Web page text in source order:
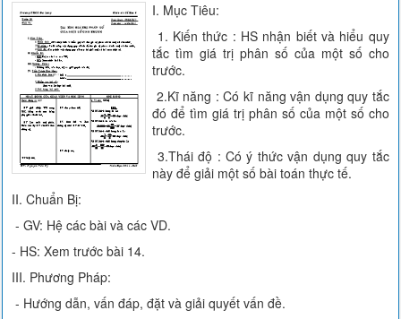
I. Mục Tiêu:
1. Kiến thức : HS nhận biết và hiểu quy
tắc tìm giá trị phân số của một số cho
trước.
2.Kĩ năng : Có kĩ năng vận dụng quy tắc
đó để tìm giá trị phân số của một số cho
trước.
3.Thái độ : Có ý thức vận dụng quy tắc
này để giải một số bài toán thực tế.
II. Chuẩn Bị:
- GV: Hệ các bài và các VD.
- HS: Xem trước bài 14.
III. Phương Pháp:
- Hướng dẫn, vấn đáp, đặt và giải quyết vấn đề.